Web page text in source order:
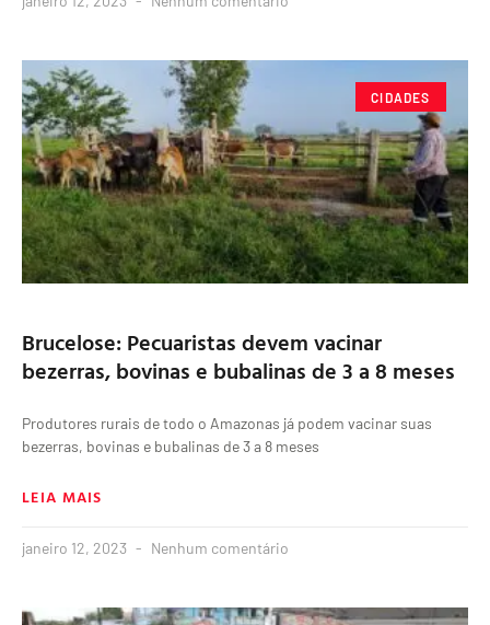
CIDADES
Brucelose: Pecuaristas devem vacinar
bezerras, bovinas e bubalinas de 3 a 8 meses
Produtores rurais de todo o Amazonas já podem vacinar suas
bezerras, bovinas e bubalinas de 3 a 8 meses
LEIA MAIS
janeiro 12, 2023 Nenhum comentário